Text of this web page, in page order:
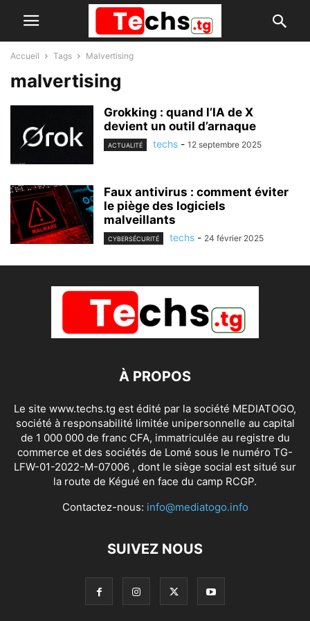
Accueil Tags Malvertising
malvertising
Grokking : quand l’IA de X
devient un outil d’arnaque
ACTUALITÉ techs - 12 septembre 2025
Faux antivirus : comment éviter
le piège des logiciels
malveillants
CYBERSÉCURITÉ techs - 24 février 2025
À PROPOS
Le site www.techs.tg est édité par la société MEDIATOGO,
société à responsabilité limitée unipersonnelle au capital
de 1 000 000 de franc CFA, immatriculée au registre du
commerce et des sociétés de Lomé sous le numéro TG-
LFW-01-2022-M-07006 , dont le siège social est situé sur
la route de Kégué en face du camp RCGP.
Contactez-nous: info@mediatogo.info
SUIVEZ NOUS